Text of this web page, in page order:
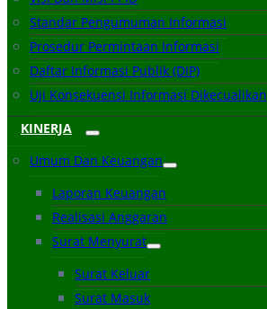
Standar Pengumuman Informasi
Prosedur Permintaan Informasi
Daftar Informasi Publik (DIP)
Uji Konsekuensi Informasi Dikecualikan
KINERJA
Umum Dan Keuangan
Laporan Keuangan
Realisasi Anggaran
Surat Menyurat
Surat Keluar
Surat Masuk